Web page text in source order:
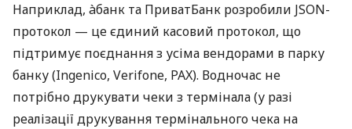
Наприклад, àбанк та ПриватБанк розробили JSON-
протокол — це єдиний касовий протокол, що
підтримує поєднання з усіма вендорами в парку
банку (Ingenico, Verifone, PAX). Водночас не
потрібно друкувати чеки з термінала (у разі
реалізації друкування термінального чека на